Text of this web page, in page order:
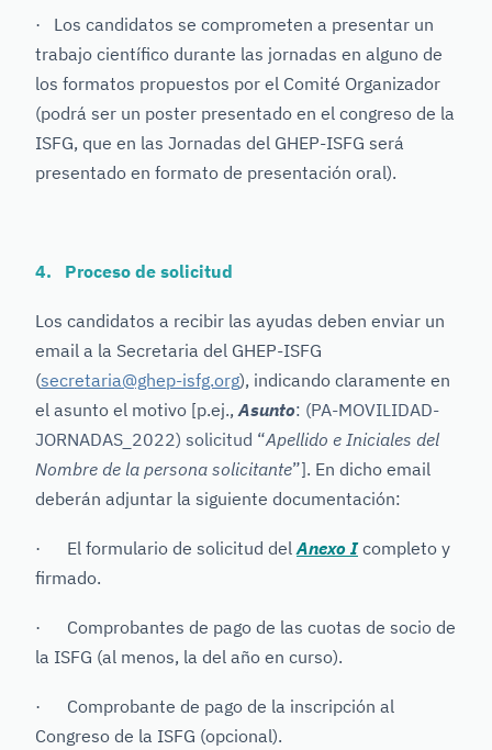
· Los candidatos se comprometen a presentar un
trabajo científico durante las jornadas en alguno de
los formatos propuestos por el Comité Organizador
(podrá ser un poster presentado en el congreso de la
ISFG, que en las Jornadas del GHEP-ISFG será
presentado en formato de presentación oral).
4. Proceso de solicitud
Los candidatos a recibir las ayudas deben enviar un
email a la Secretaria del GHEP-ISFG
(secretaria@ghep-isfg.org), indicando claramente en
el asunto el motivo [p.ej.,Asunto: (PA-MOVILIDAD-
JORNADAS_2022) solicitud “Apellido e Iniciales del
Nombre de la persona solicitante”]. En dicho email
deberán adjuntar la siguiente documentación:
· El formulario de solicitud delAnexo Icompleto y
firmado.
· Comprobantes de pago de las cuotas de socio de
la ISFG (al menos, la del año en curso).
· Comprobante de pago de la inscripción al
Congreso de la ISFG (opcional).